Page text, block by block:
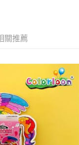
商店將買賣／分期付款
交帳款。
的，商店將以您的個人
項蒐集、處理及利用，
對及更正。
userRule
結，可透過四大超商／
效，需透過AFTEE先享
面顯示為準，若有關於
聯繫「AFTEE先享後付
support/home
享後付」服務完成之交
易相關給付款項請求債
供京站紙袋，取件時
關推薦